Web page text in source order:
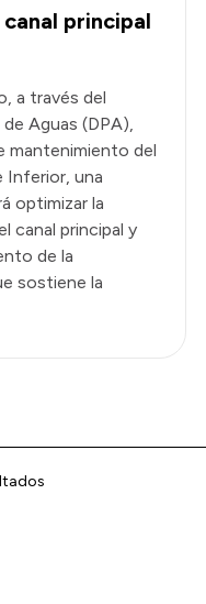
principal
a través del
Aguas (DPA),
mantenimiento del
Inferior, una
optimizar la
canal principal y
de la
sostiene la